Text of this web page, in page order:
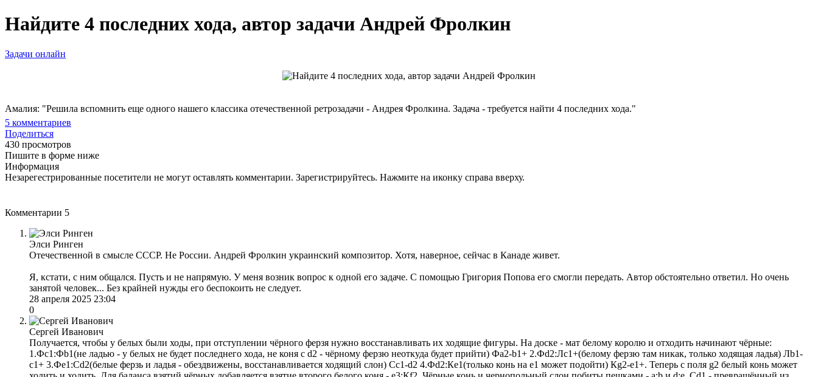
Найдите 4 последних хода, автор задачи Андрей Фролкин
Задачи онлайн
Амалия: "Решила вспомнить еще одного нашего классика отечественной ретрозадачи - Андрея Фролкина. Задача - требуется найти 4 последних хода."
5 комментариев
Поделиться
430 просмотров
Пишите в форме ниже
Информация
Незарегестрированные посетители не могут оставлять комментарии. Зарегистрируйтесь. Нажмите на иконку справа вверху.
Комментарии 5
Элси Ринген
Отечественной в смысле СССР. Не России. Андрей Фролкин украинский композитор. Хотя, наверное, сейчас в Канаде живет.
Я, кстати, с ним общался. Пусть и не напрямую. У меня возник вопрос к одной его задаче. С помощью Григория Попова его смогли передать. Автор обстоятельно ответил. Но очень
занятой человек... Без крайней нужды его беспокоить не следует.
28 апреля 2025 23:04
0
Сергей Иванович
Получается, чтобы у белых были ходы, при отступлении чёрного ферзя нужно восстанавливать их ходящие фигуры. На доске - мат белому королю и отходить начинают чёрные:
1.Фс1:Фb1(не ладью - у белых не будет последнего хода, не коня с d2 - чёрному ферзю неоткуда будет прийти) Фа2-b1+ 2.Фd2:Лc1+(белому ферзю там никак, только ходящая ладья) Лb1-
c1+ 3.Фe1:Сd2(белые ферзь и ладья - обездвижены, восстанавливается ходящий слон) Сc1-d2 4.Фd2:Кe1(только конь на е1 может подойти) Кg2-e1+. Теперь с поля g2 белый конь может